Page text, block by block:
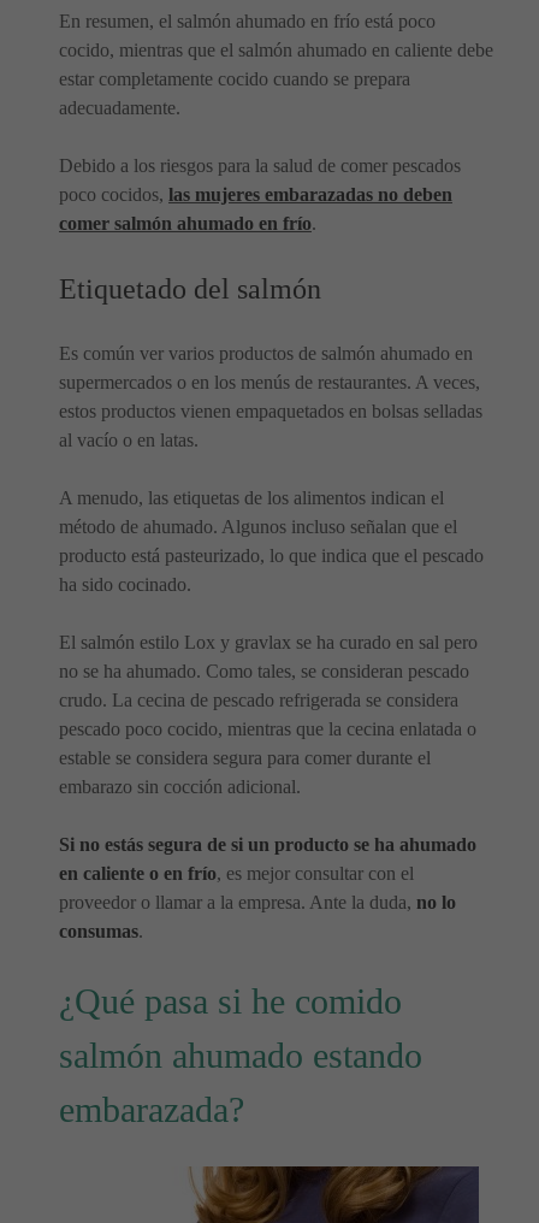
En resumen, el salmón ahumado en frío está poco
cocido, mientras que el salmón ahumado en caliente debe
estar completamente cocido cuando se prepara
adecuadamente.
Debido a los riesgos para la salud de comer pescados
poco cocidos, las mujeres embarazadas no deben
comer salmón ahumado en frío.
Etiquetado del salmón
Es común ver varios productos de salmón ahumado en
supermercados o en los menús de restaurantes. A veces,
estos productos vienen empaquetados en bolsas selladas
al vacío o en latas.
A menudo, las etiquetas de los alimentos indican el
método de ahumado. Algunos incluso señalan que el
producto está pasteurizado, lo que indica que el pescado
ha sido cocinado.
El salmón estilo Lox y gravlax se ha curado en sal pero
no se ha ahumado. Como tales, se consideran pescado
crudo. La cecina de pescado refrigerada se considera
pescado poco cocido, mientras que la cecina enlatada o
estable se considera segura para comer durante el
embarazo sin cocción adicional.
Si no estás segura de si un producto se ha ahumado
en caliente o en frío, es mejor consultar con el
proveedor o llamar a la empresa. Ante la duda, no lo
consumas.
¿Qué pasa si he comido
salmón ahumado estando
embarazada?